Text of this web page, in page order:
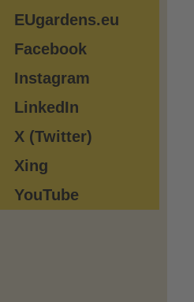
EUgardens.eu
Facebook
Instagram
LinkedIn
X (Twitter)
Xing
YouTube